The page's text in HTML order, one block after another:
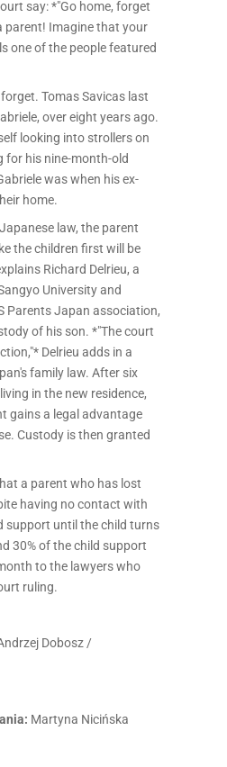
say: *"Go home, forget
parent! Imagine that your
one of the people featured
Tomas Savicas last
over eight years ago.
looking into strollers on
for his nine-month-old
was when his ex-
home.
law, the parent
the children first will be
Richard Delrieu, a
University and
Parents Japan association,
of his son. *"The court
Delrieu adds in a
family law. After six
in the new residence,
gains a legal advantage
Custody is then granted
a parent who has lost
having no contact with
support until the child turns
30% of the child support
to the lawyers who
ruling.
Dobosz /
Martyna Nicińska